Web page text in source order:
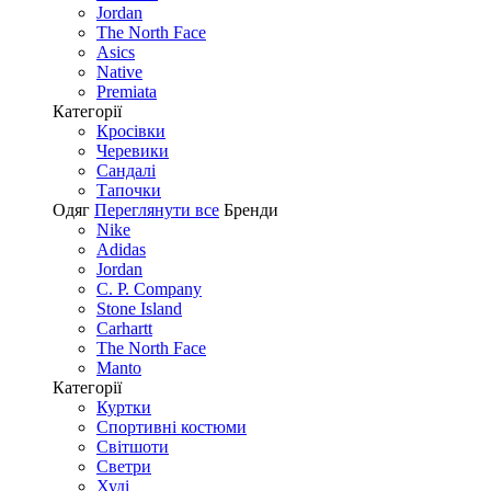
Jordan
The North Face
Asics
Native
Premiata
Категорії
Кросівки
Черевики
Сандалі
Tапочки
Одяг Переглянути все Бренди
Nike
Adidas
Jordan
C. P. Company
Stone Island
Carhartt
The North Face
Manto
Категорії
Куртки
Спортивні костюми
Світшоти
Светри
Худі